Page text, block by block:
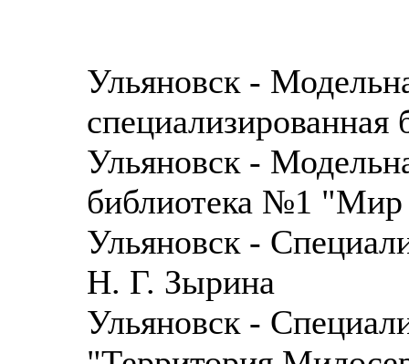
Ульяновск -
Ульяновск -
библиотека №1 "Мир
Ульяновск -
Н. Г. Зырина
Ульяновск -